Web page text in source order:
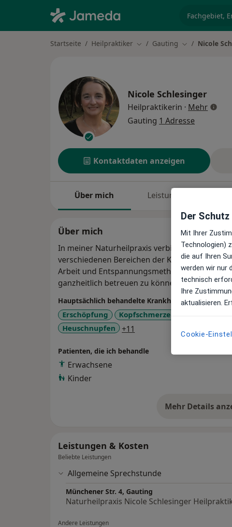
Startseite Heilpraktiker Stadt ändern
Gauting Stadt ändern
Nicole
Nicole Schlesinger
Heilpraktikerin · Mehrüber
Gauting 1 Adresse
Kontaktdaten anzeigen
Über mich Leistungen
Über mich
In meiner Naturheilpraxis verbinde ich
verschiedenen Bereichen der
Arbeit und Entspannungsmethoden, um
ganzheitlich betreuen zu können.
Hauptsächlich behandelte Krankheiten
Erschöpfung Kopfschmerzen
Heuschnupfen
+11
Patienten, die ich behandle
Erwachsene
Kinder
Mehr Detailsüber
Leistungen & Kosten
Beliebte Leistungen
Allgemeine Sprechstunde
Münchener Str. 4, Gauting
Naturheilpraxis Nicole Schlesinger
Andere Leistungen
Der
Mit Ihrer
Technologien)
die auf Ihren
werden wir nur
technisch
Ihre
aktualisieren.
Cookie-